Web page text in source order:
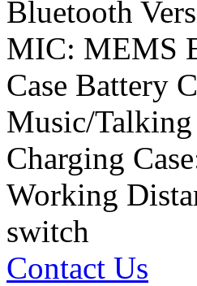
Bluetooth
MIC: MEMS
Case Battery
Music/
Charging
Working
switch
Contact Us